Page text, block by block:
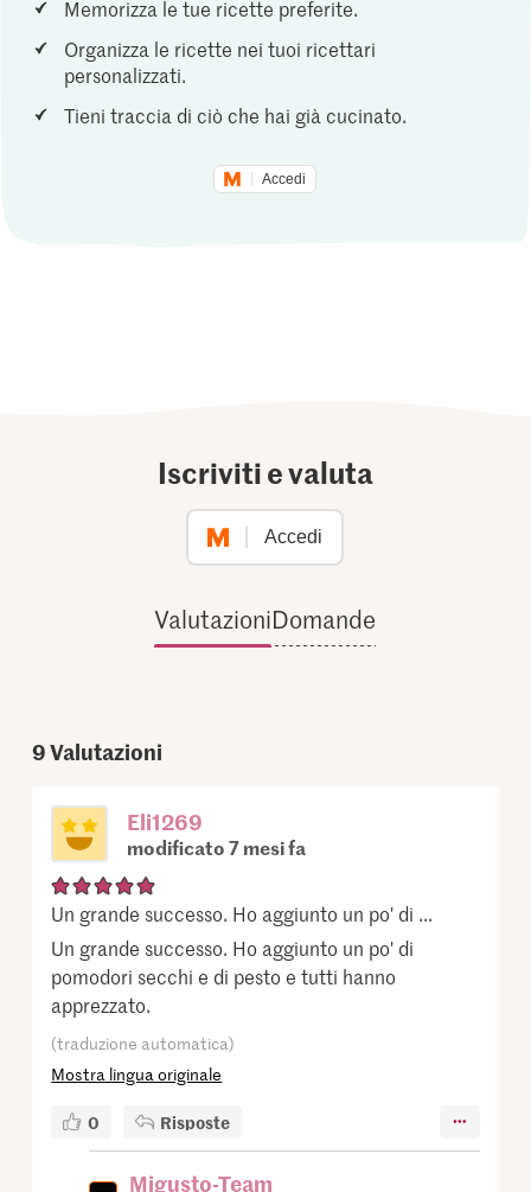
Memorizza le tue ricette preferite.
Organizza le ricette nei tuoi ricettari
personalizzati.
Tieni traccia di ciò che hai già cucinato.
Accedi
Iscriviti e valuta
Accedi
ValutazioniDomande
9Valutazioni
Eli1269
modificato 7 mesi fa
Un grande successo. Ho aggiunto un po' di ...
Un grande successo. Ho aggiunto un po' di
pomodori secchi e di pesto e tutti hanno
apprezzato.
(traduzione automatica)
Mostra lingua originale
0 Risposte
Migusto-Team